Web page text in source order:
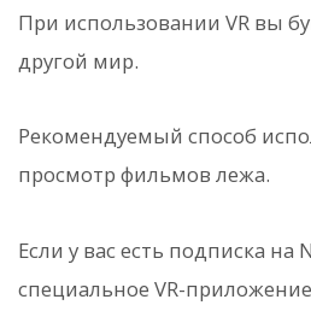
При использовании VR вы
другой мир.
Рекомендуемый способ
просмотр фильмов лежа.
Если у вас есть подписка на
специальное VR-